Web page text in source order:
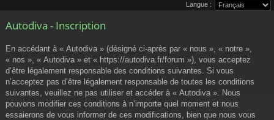
s
pti
Langue :
Autodiva - Inscription
En accédant à « Autodiva » (désigné ci-après par « nous », « notre »,
« nos », « Autodiva » et « https://autodiva.fr/forum »), vous acceptez
d’être légalement responsable des conditions suivantes. Si vous
n’acceptez pas d’être légalement responsable de toutes les conditions
suivantes, veuillez ne pas utiliser et accéder à « Autodiva ». Nous
pouvons modifier ces conditions à n’importe quel moment et nous
essaierons de vous informer de ces modifications, bien que nous vous